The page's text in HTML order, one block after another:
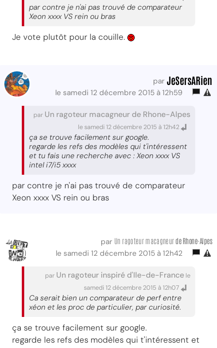
par contre je n'ai pas trouvé de comparateur
Xeon xxxx VS rein ou bras
Je vote plutôt pour la couille.
par JeSersARien
le samedi 12 décembre 2015 à 12h59
par Un ragoteur macagneur de Rhone-Alpes
le samedi 12 décembre 2015 à 12h42
ça se trouve facilement sur google.
regarde les refs des modèles qui t'intéressent
et tu fais une recherche avec : Xeon xxxx VS
intel i7/i5 xxxx
par contre je n'ai pas trouvé de comparateur
Xeon xxxx VS rein ou bras
par Un ragoteur macagneur de Rhone-Alpes
le samedi 12 décembre 2015 à 12h42
par Un ragoteur inspiré d'Ile-de-France le
samedi 12 décembre 2015 à 12h07
Ca serait bien un comparateur de perf entre
xéon et les proc de particulier, par curiosité.
ça se trouve facilement sur google.
regarde les refs des modèles qui t'intéressent et